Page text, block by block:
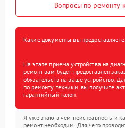
Вопросы по ремонту
Какие документы вы
На этапе приема устройства на
ремонт вам будет предоставлен
обязательств на ваше устройство.
по ремонту техники, вы получите
гарантийный талон.
Я уже знаю в чем неисправность и
ремонт необходим. Для чего